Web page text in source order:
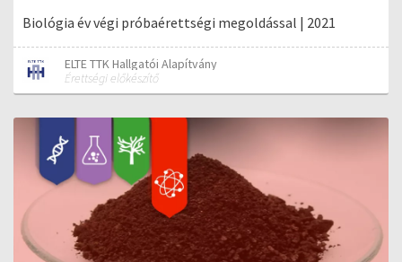
Biológia év végi próbaérettségi megoldással | 2021
ELTE TTK Hallgatói Alapítvány
Érettségi előkészítő